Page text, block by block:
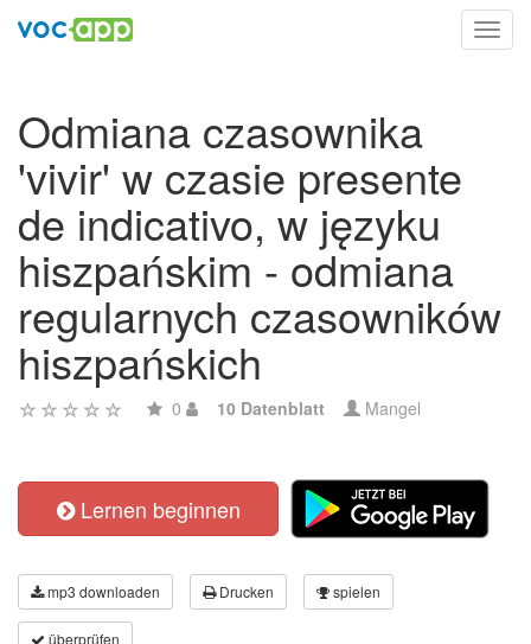
Odmiana czasownika
'vivir' w czasie presente
de indicativo, w języku
hiszpańskim - odmiana
regularnych czasowników
hiszpańskich
0 10 Datenblatt Mangel
Lernen beginnen
mp3 downloaden Drucken spielen
überprüfen